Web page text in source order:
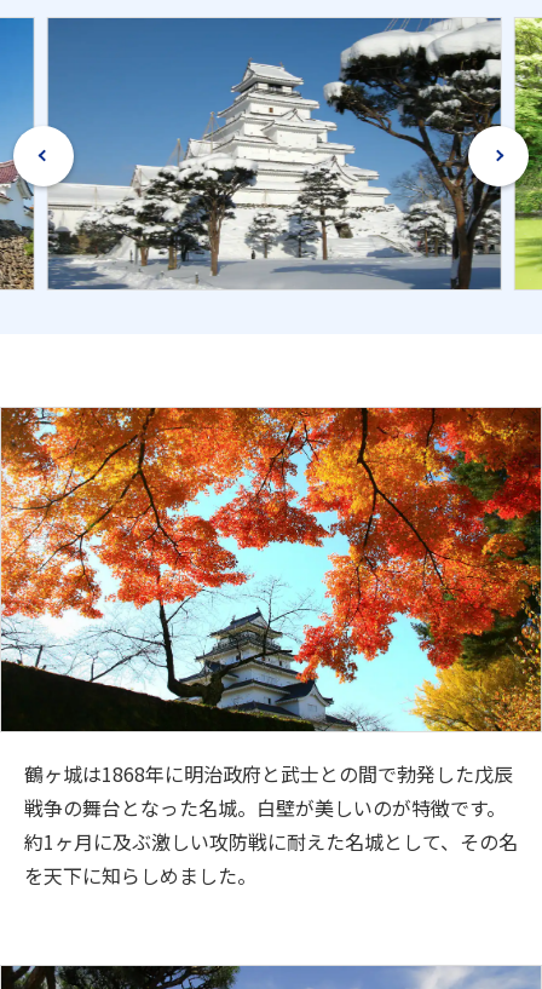
鶴ヶ城は1868年に明治政府と武士との間で勃発した戊辰
戦争の舞台となった名城。白壁が美しいのが特徴です。
約1ヶ月に及ぶ激しい攻防戦に耐えた名城として、その名
を天下に知らしめました。